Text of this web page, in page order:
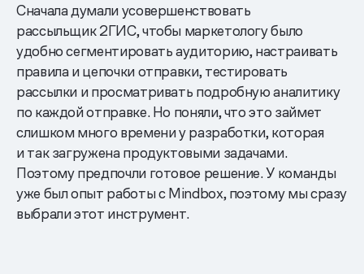
Сначала думали усовершенствовать
рассыльщик 2ГИС, чтобы маркетологу было
удобно сегментировать аудиторию, настраивать
правила и цепочки отправки, тестировать
рассылки и просматривать подробную аналитику
по каждой отправке. Но поняли, что это займет
слишком много времени у разработки, которая
и так загружена продуктовыми задачами.
Поэтому предпочли готовое решение. У команды
уже был опыт работы с Mindbox, поэтому мы сразу
выбрали этот инструмент.